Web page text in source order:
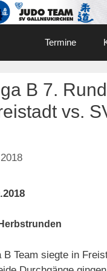
Termine
B 7.
vs.
B Team siegte in